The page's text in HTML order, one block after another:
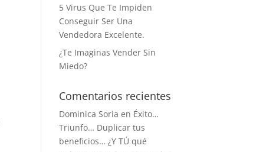
5 Virus Que Te Impiden
Conseguir Ser Una
Vendedora Excelente.
¿Te Imaginas Vender Sin
Miedo?
Comentarios recientes
Dominica Soria en Éxito…
Triunfo… Duplicar tus
beneficios… ¿Y TÚ qué